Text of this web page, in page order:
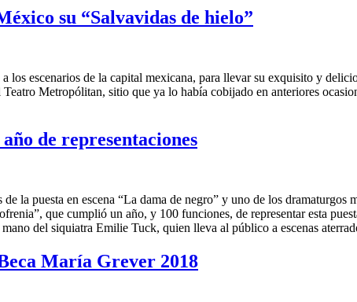
su “Salvavidas de hielo”
los escenarios de la capital mexicana, para llevar su exquisito y
Metropólitan, sitio que ya lo había cobijado en anteriores
de representaciones
la puesta en escena “La dama de negro” y uno de los
que cumplió un año, y 100 funciones, de representar esta
del siquiatra Emilie Tuck, quien lleva al público a escenas
María Grever 2018